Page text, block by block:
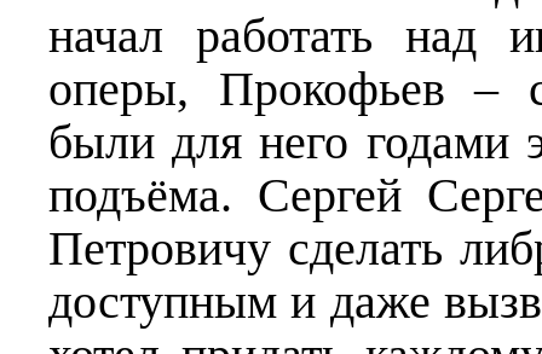
начал работать над
оперы, Прокофьев –
были для него годами
подъёма. Сергей
Петровичу сделать
доступным и даже